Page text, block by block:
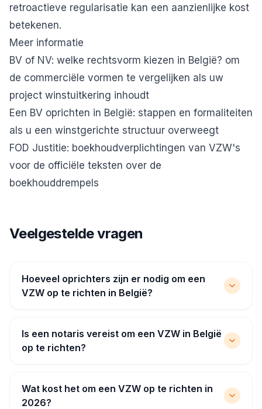
retroactieve regularisatie kan een aanzienlijke kost
betekenen.
Meer informatie
BV of NV: welke rechtsvorm kiezen in België? om
de commerciële vormen te vergelijken als uw
project winstuitkering inhoudt
Een BV oprichten in België: stappen en formaliteiten
als u een winstgerichte structuur overweegt
FOD Justitie: boekhoudverplichtingen van VZW's
voor de officiële teksten over de
boekhouddrempels
Veelgestelde vragen
Hoeveel oprichters zijn er nodig om een
VZW op te richten in België?
Is een notaris vereist om een VZW in België
op te richten?
Wat kost het om een VZW op te richten in
2026?